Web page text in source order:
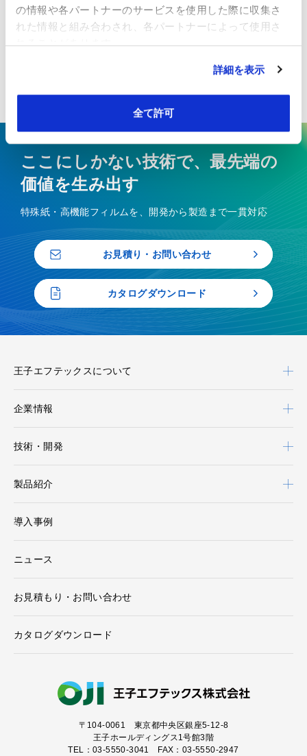
の情報や各パートナーのサービスを使用した際に収集さ
れた情報と組み合わされ、各パートナーによって使用さ
れることがあります。
詳細を表示
全て許可
A
製品仕様や数量によって異なります。ご希望の条件
をお伺いしたうえで、最適なロットおよび納期をご
案内いたします。
ここにしかない技術で、最先端の
価値を生み出す
特殊紙・高機能フィルムを、開発から製造まで一貫対応
お見積り・お問い合わせ
カタログダウンロード
〒104-0061 東京都中央区銀座5-12-8
王子ホールディングス1号館3階
TEL：03-5550-3041 FAX：03-5550-2947
王子エフテックスについて
企業情報
技術・開発
製品紹介
導入事例
ニュース
お見積もり・お問い合わせ
カタログダウンロード